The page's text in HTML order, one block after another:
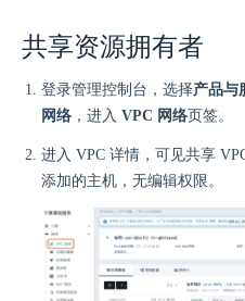
共享资源拥有者
登录管理控制台，选择产品与
网络 ，进入 VPC 网络页签。
进入 VPC 详情，可见共享
添加的主机，无编辑权限。